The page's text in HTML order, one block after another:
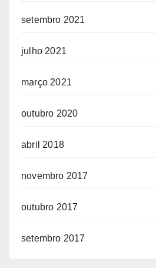
setembro 2021
julho 2021
março 2021
outubro 2020
abril 2018
novembro 2017
outubro 2017
setembro 2017